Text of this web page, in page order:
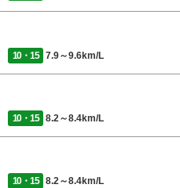
10・15 7.9～9.6km/L
10・15 8.2～8.4km/L
10・15 8.2～8.4km/L